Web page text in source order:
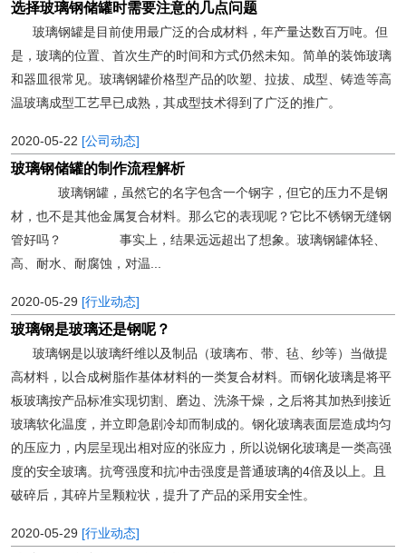
选择玻璃钢储罐时需要注意的几点问题
玻璃钢罐是目前使用最广泛的合成材料，年产量达数百万吨。但
是，玻璃的位置、首次生产的时间和方式仍然未知。简单的装饰玻璃
和器皿很常见。玻璃钢罐价格型产品的吹塑、拉拔、成型、铸造等高
温玻璃成型工艺早已成熟，其成型技术得到了广泛的推广。
2020-05-22 [公司动态]
玻璃钢储罐的制作流程解析
玻璃钢罐，虽然它的名字包含一个钢字，但它的压力不是钢
材，也不是其他金属复合材料。那么它的表现呢？它比不锈钢无缝钢
管好吗？ 事实上，结果远远超出了想象。玻璃钢罐体轻、
高、耐水、耐腐蚀，对温...
2020-05-29 [行业动态]
玻璃钢是玻璃还是钢呢？
玻璃钢是以玻璃纤维以及制品（玻璃布、带、毡、纱等）当做提
高材料，以合成树脂作基体材料的一类复合材料。而钢化玻璃是将平
板玻璃按产品标准实现切割、磨边、洗涤干燥，之后将其加热到接近
玻璃软化温度，并立即急剧冷却而制成的。钢化玻璃表面层造成均匀
的压应力，内层呈现出相对应的张应力，所以说钢化玻璃是一类高强
度的安全玻璃。抗弯强度和抗冲击强度是普通玻璃的4倍及以上。且
破碎后，其碎片呈颗粒状，提升了产品的采用安全性。
2020-05-29 [行业动态]